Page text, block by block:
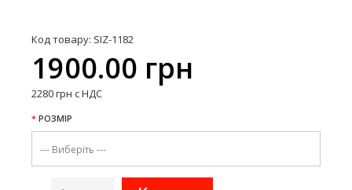
Код товару: SIZ-1182
1900.00 грн
2280 грн с НДС
РОЗМІР